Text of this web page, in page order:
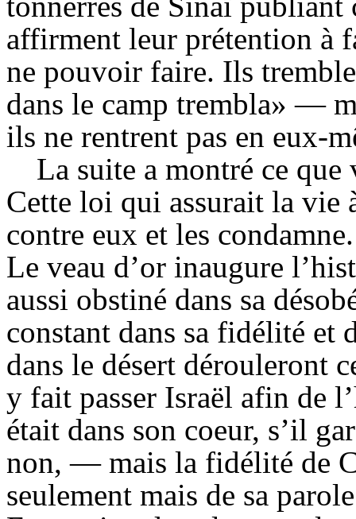
affirment leur prétention à
ne pouvoir faire. Ils
dans le camp trembla» —
ils ne rentrent pas en eux-
La suite a montré ce
Cette loi qui assurait la vie
contre eux et les
Le veau d’or inaugure
aussi obstiné dans sa
constant dans sa fidélité et
dans le désert dérouleront
y fait passer Israël afin de
était dans son coeur, s’il
non, — mais la fidélité de
seulement mais de sa